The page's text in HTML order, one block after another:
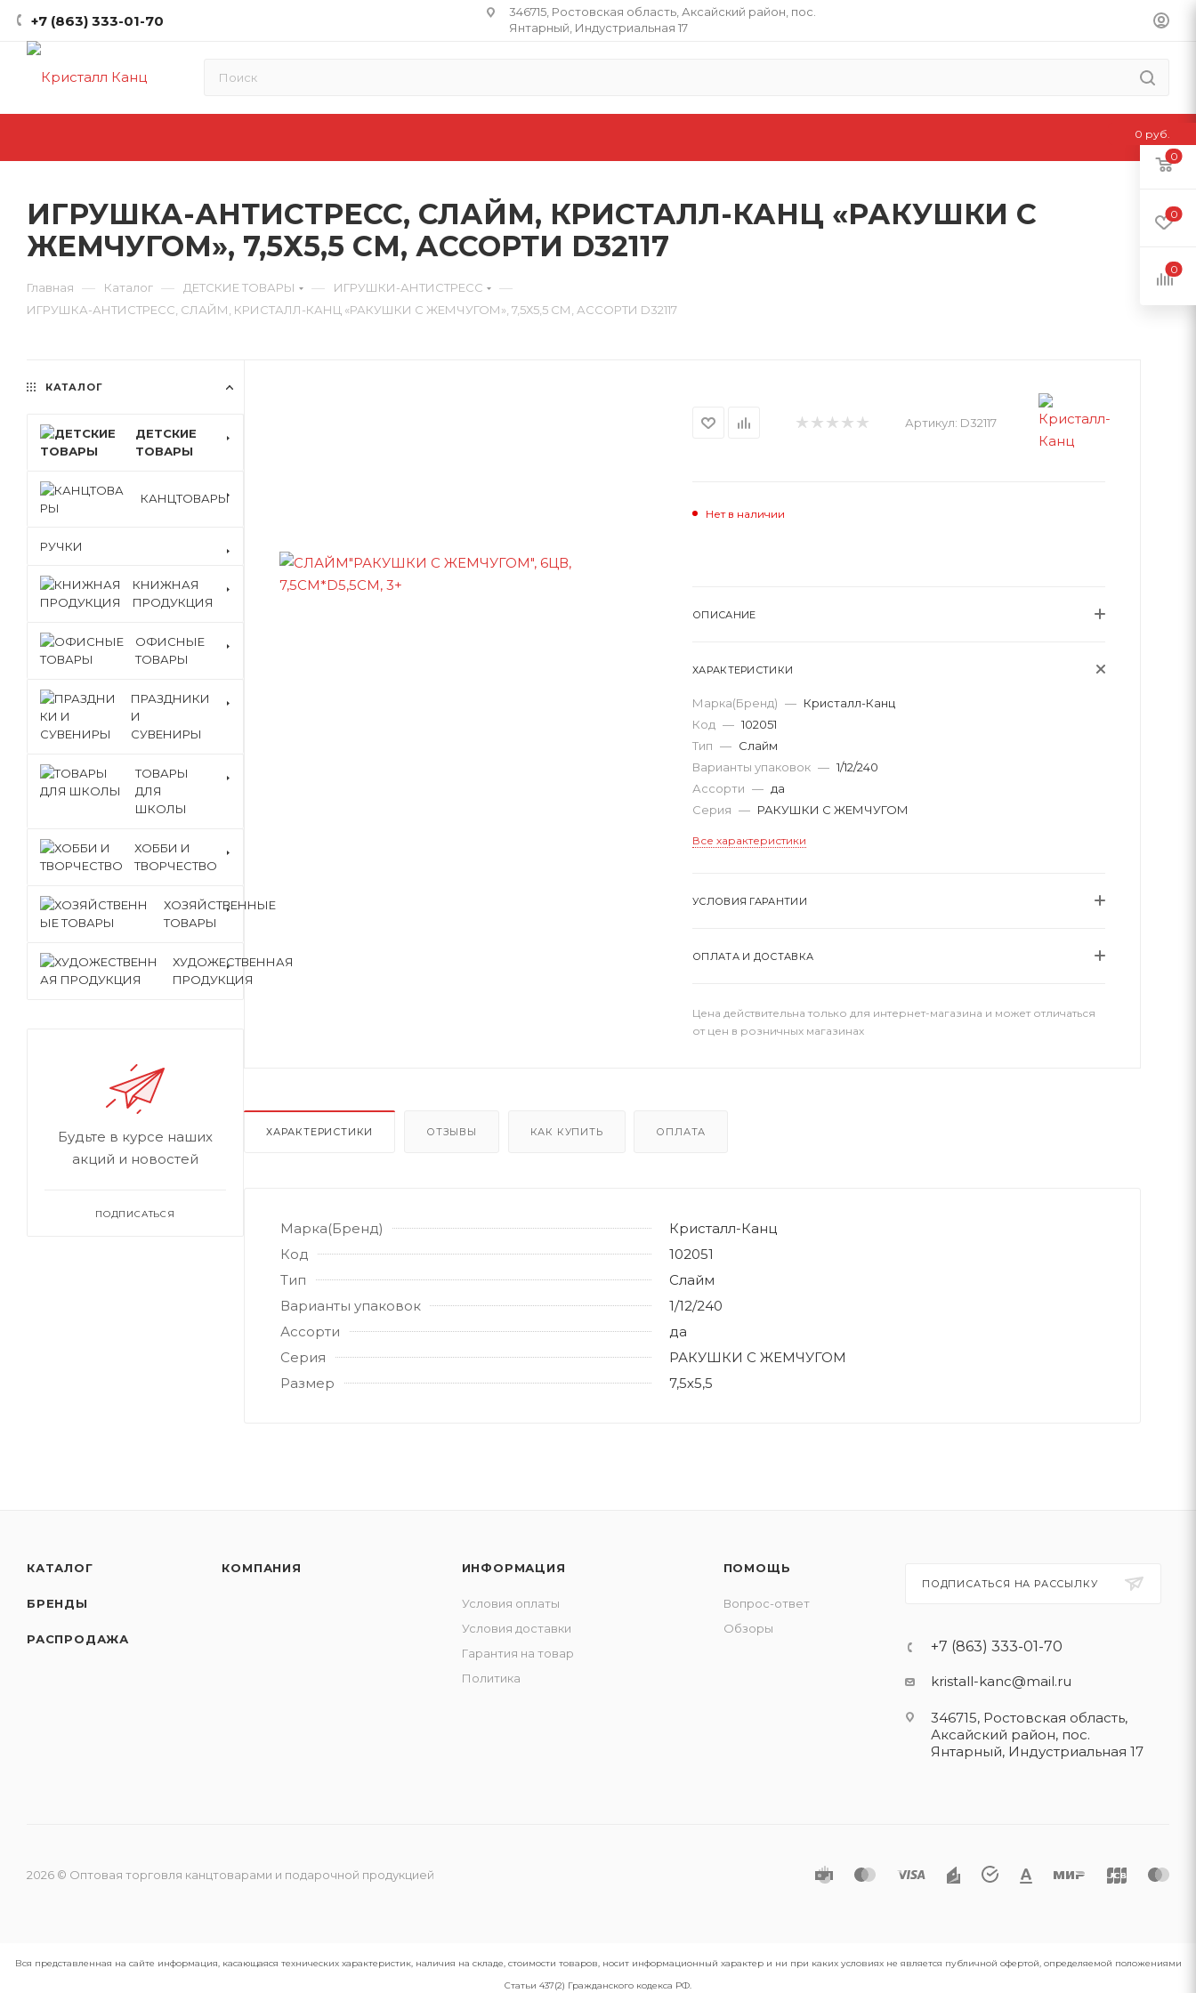
+7 (863) 333-01-70
346715, Ростовская область​, Аксайский район, пос.
Янтарный, Индустриальная 17
ИГРУШКА-АНТИСТРЕСС, СЛАЙМ, КРИСТАЛЛ-КАНЦ «РАКУШКИ С
ЖЕМЧУГОМ», 7,5Х5,5 СМ, АССОРТИ D32117
Главная — Каталог — ДЕТСКИЕ ТОВАРЫ — ИГРУШКИ-АНТИСТРЕСС —
ИГРУШКА-АНТИСТРЕСС, СЛАЙМ, КРИСТАЛЛ-КАНЦ «РАКУШКИ С ЖЕМЧУГОМ», 7,5Х5,5 СМ, АССОРТИ D32117
Артикул: D32117
Нет в наличии
ОПИСАНИЕ
ХАРАКТЕРИСТИКИ
Марка(Бренд) — Кристалл-Канц
Код — 102051
Тип — Слайм
Варианты упаковок — 1/12/240
Ассорти — да
Серия — РАКУШКИ С ЖЕМЧУГОМ
Все характеристики
УСЛОВИЯ ГАРАНТИИ
ОПЛАТА И ДОСТАВКА
Цена действительна только для интернет-магазина и может отличаться
от цен в розничных магазинах
ХАРАКТЕРИСТИКИ ОТЗЫВЫ КАК КУПИТЬ ОПЛАТА
Марка(Бренд)
Кристалл-Канц
Код
102051
Тип
Слайм
Варианты упаковок
1/12/240
Ассорти
да
Серия
РАКУШКИ С ЖЕМЧУГОМ
Размер
7,5х5,5
КАТАЛОГ
ДЕТСКИЕ
ТОВАРЫ
КАНЦТОВАРЫ
РУЧКИ
КНИЖНАЯ
ПРОДУКЦИЯ
ОФИСНЫЕ
ТОВАРЫ
ПРАЗДНИКИ
И
СУВЕНИРЫ
ТОВАРЫ
ДЛЯ
ШКОЛЫ
ХОББИ И
ТВОРЧЕСТВО
ХОЗЯЙСТВЕННЫЕ
ТОВАРЫ
ХУДОЖЕСТВЕННАЯ
ПРОДУКЦИЯ
Будьте в курсе наших
акций и новостей
ПОДПИСАТЬСЯ
КАТАЛОГ
БРЕНДЫ
РАСПРОДАЖА
КОМПАНИЯ ИНФОРМАЦИЯ
Условия оплаты
Условия доставки
Гарантия на товар
Политика
ПОМОЩЬ
Вопрос-ответ
Обзоры
ПОДПИСАТЬСЯ НА РАССЫЛКУ
+7 (863) 333-01-70
kristall-kanc@mail.ru
346715, Ростовская область​,
Аксайский район, пос.
Янтарный, Индустриальная 17
2026 © Оптовая торговля канцтоварами и подарочной продукцией
0
0
0
0 руб.
Вся представленная на сайте информация, касающаяся технических характеристик, наличия на складе, стоимости товаров, носит информационный характер и ни при каких условиях не является публичной офертой, определяемой положениями
Статьи 437(2) Гражданского кодекса РФ.